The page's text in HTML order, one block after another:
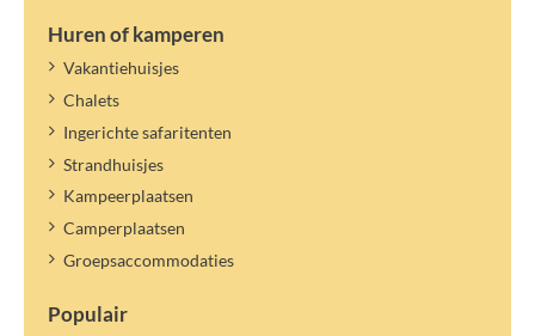
Huren of kamperen
Vakantiehuisjes
Chalets
Ingerichte safaritenten
Strandhuisjes
Kampeerplaatsen
Camperplaatsen
Groepsaccommodaties
Populair